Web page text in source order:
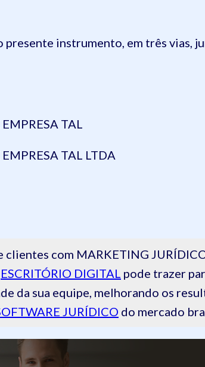
presente instrumento, em três vias,
TAL
TAL LTDA
clientes com MARKETING
ESCRITÓRIO DIGITAL pode trazer
da sua equipe, melhorando os
JURÍDICO do mercado